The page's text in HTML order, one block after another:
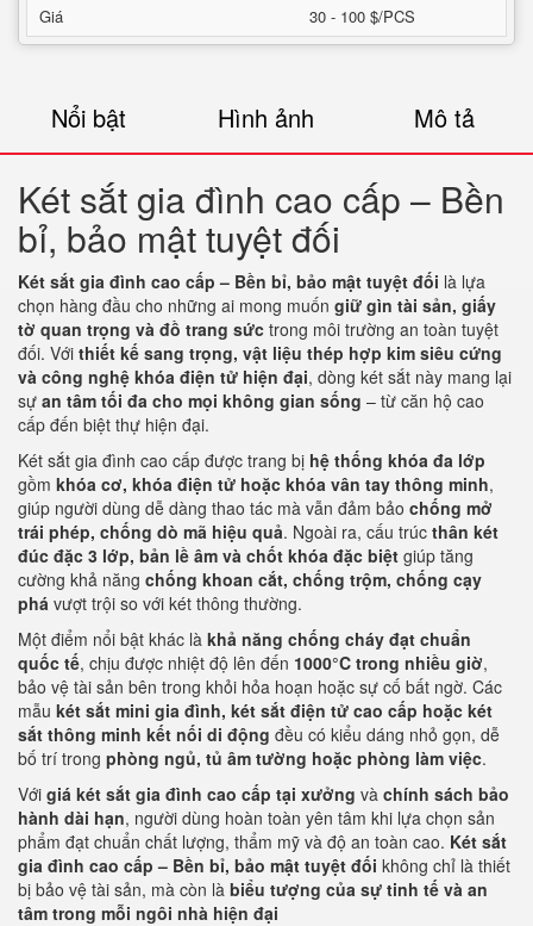
Giá
30 - 100 $/PCS
Nổi bật Hình ảnh Mô tả
Két sắt gia đình cao cấp – Bền
bỉ, bảo mật tuyệt đối
Két sắt gia đình cao cấp – Bền bỉ, bảo mật tuyệt đối là lựa
chọn hàng đầu cho những ai mong muốn giữ gìn tài sản, giấy
tờ quan trọng và đồ trang sức trong môi trường an toàn tuyệt
đối. Với thiết kế sang trọng, vật liệu thép hợp kim siêu cứng
và công nghệ khóa điện tử hiện đại, dòng két sắt này mang lại
sự an tâm tối đa cho mọi không gian sống – từ căn hộ cao
cấp đến biệt thự hiện đại.
Két sắt gia đình cao cấp được trang bị hệ thống khóa đa lớp
gồm khóa cơ, khóa điện tử hoặc khóa vân tay thông minh,
giúp người dùng dễ dàng thao tác mà vẫn đảm bảo chống mở
trái phép, chống dò mã hiệu quả. Ngoài ra, cấu trúc thân két
đúc đặc 3 lớp, bản lề âm và chốt khóa đặc biệt giúp tăng
cường khả năng chống khoan cắt, chống trộm, chống cạy
phá vượt trội so với két thông thường.
Một điểm nổi bật khác là khả năng chống cháy đạt chuẩn
quốc tế, chịu được nhiệt độ lên đến 1000°C trong nhiều giờ,
bảo vệ tài sản bên trong khỏi hỏa hoạn hoặc sự cố bất ngờ. Các
mẫu két sắt mini gia đình, két sắt điện tử cao cấp hoặc két
sắt thông minh kết nối di động đều có kiểu dáng nhỏ gọn, dễ
bố trí trong phòng ngủ, tủ âm tường hoặc phòng làm việc.
Với giá két sắt gia đình cao cấp tại xưởng và chính sách bảo
hành dài hạn, người dùng hoàn toàn yên tâm khi lựa chọn sản
phẩm đạt chuẩn chất lượng, thẩm mỹ và độ an toàn cao. Két sắt
gia đình cao cấp – Bền bỉ, bảo mật tuyệt đối không chỉ là thiết
bị bảo vệ tài sản, mà còn là biểu tượng của sự tinh tế và an
tâm trong mỗi ngôi nhà hiện đại